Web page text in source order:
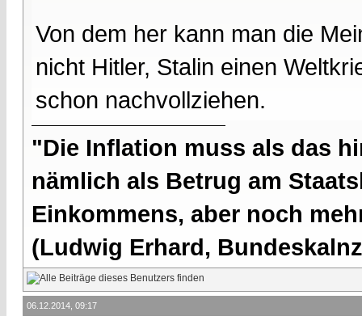
Von dem her kann man die
nicht Hitler, Stalin einen
schon nachvollziehen.
"Die Inflation muss als das
nämlich als Betrug am
Einkommens, aber noch
(Ludwig Erhard,
06.12.2014, 09:17